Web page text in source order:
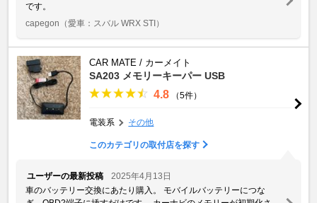
です。
capegon （愛車：スバル WRX STI）
CAR MATE / カーメイト
SA203 メモリーキーパー USB
4.8 （5件）
電装系 その他
このカテゴリの取付店を探す
ユーザーの最新投稿
2025年4月13日
車のバッテリー交換にあたり購入。 モバイルバッテリーにつな